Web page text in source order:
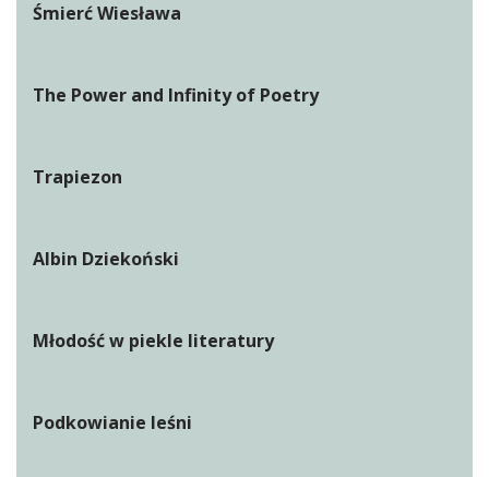
Śmierć Wiesława
The Power and Infinity of Poetry
Trapiezon
Albin Dziekoński
Młodość w piekle literatury
Podkowianie leśni